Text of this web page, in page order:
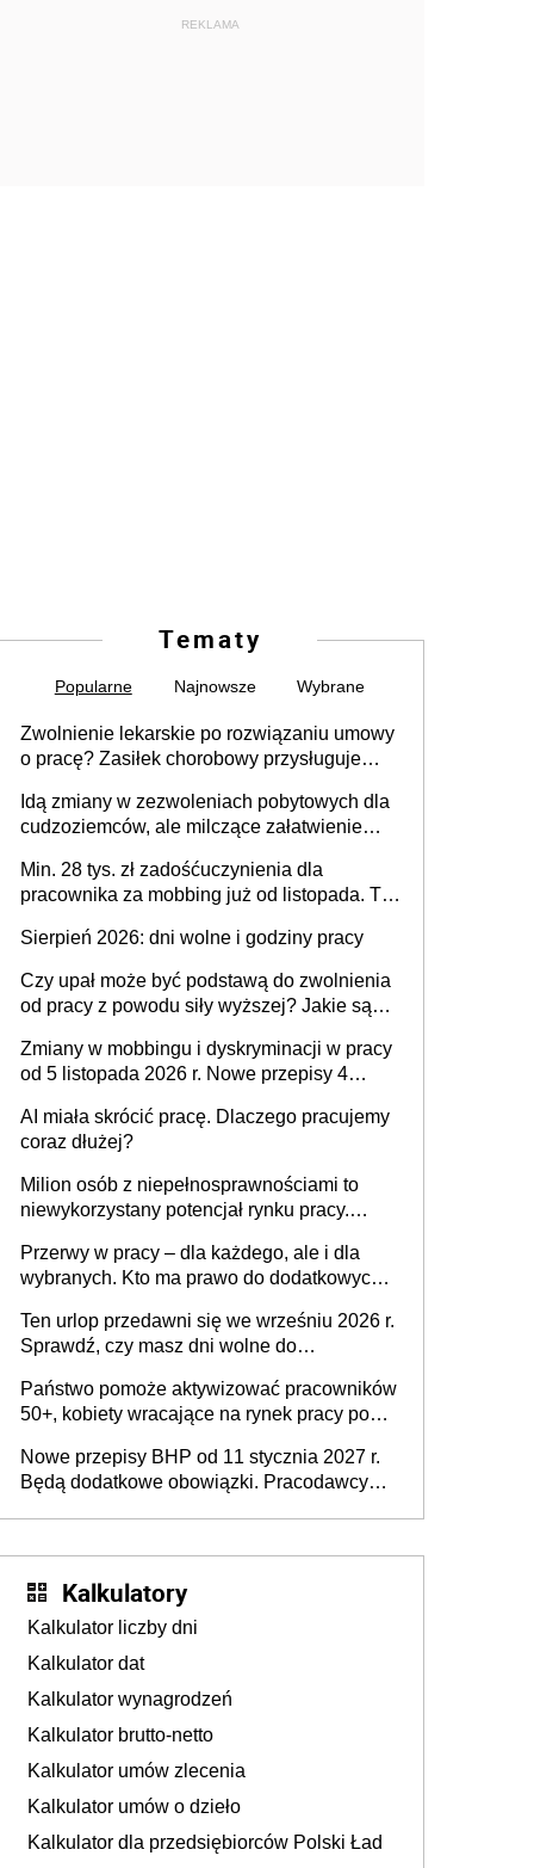
REKLAMA
Tematy
Popularne Najnowsze Wybrane
Zwolnienie lekarskie po rozwiązaniu umowy
o pracę? Zasiłek chorobowy przysługuje
dni od ustania stosunku pracy
Idą zmiany w zezwoleniach pobytowych dla
cudzoziemców, ale milczące załatwienie
Min. 28 tys. zł zadośćuczynienia dla
pracownika za mobbing już od listopada. To
zespołu
Sierpień 2026: dni wolne i godziny pracy
Czy upał może być podstawą do zwolnienia
od pracy z powodu siły wyższej? Jakie są
Zmiany w mobbingu i dyskryminacji w pracy
od 5 listopada 2026 r. Nowe przepisy 4
Ustaw
AI miała skrócić pracę. Dlaczego pracujemy
coraz dłużej?
Milion osób z niepełnosprawnościami to
niewykorzystany potencjał rynku pracy.
dofinansowań czy refundacji, ale bariery po
stronie systemu i świadomości
pracodawców [WYWIAD]
Przerwy w pracy – dla każdego, ale i dla
wybranych. Kto ma prawo do dodatkowych
Ten urlop przedawni się we wrześniu 2026 r.
Sprawdź, czy masz dni wolne do
Państwo pomoże aktywizować pracowników
50+, kobiety wracające na rynek pracy po
osoby neuroatypowe. Powstanie Fundusz
na rzecz Inkluzywności w Zatrudnianiu?
Nowe przepisy BHP od 11 stycznia 2027 r.
Będą dodatkowe obowiązki. Pracodawcy
Kalkulatory
Kalkulator liczby dni
Kalkulator dat
Kalkulator wynagrodzeń
Kalkulator brutto-netto
Kalkulator umów zlecenia
Kalkulator umów o dzieło
Kalkulator dla przedsiębiorców Polski Ład